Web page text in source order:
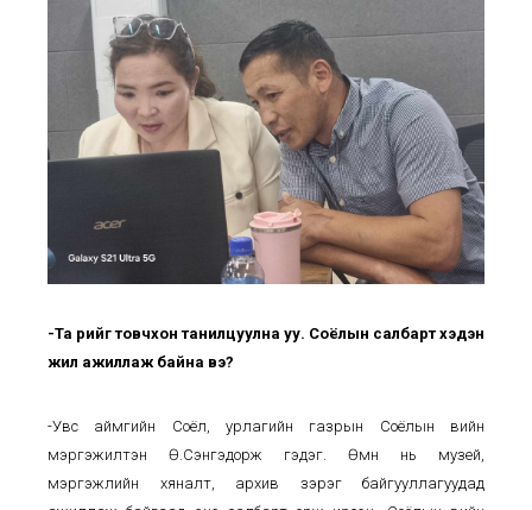
-Та өөрийгөө товчхон танилцуулна уу. Соёлын салбарт хэдэн
жил ажиллаж байна вэ?
-Увс аймгийн Соёл, урлагийн газрын Соёлын өвийн
мэргэжилтэн Ө.Сэнгэдорж гэдэг. Өмнө нь музей,
мэргэжлийн хяналт, архив зэрэг байгууллагуудад